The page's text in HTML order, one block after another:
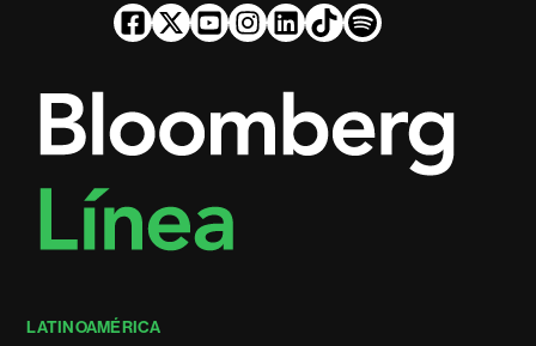
LATINOAMÉRICA